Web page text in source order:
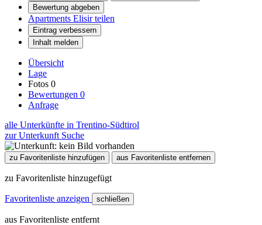
Bewertung abgeben
Apartments Elisir teilen
Eintrag verbessern
Inhalt melden
Übersicht
Lage
Fotos 0
Bewertungen 0
Anfrage
alle Unterkünfte in Trentino-Südtirol
zur Unterkunft Suche
zu Favoritenliste hinzufügen aus Favoritenliste entfernen
zu Favoritenliste hinzugefügt
Favoritenliste anzeigen schließen
aus Favoritenliste entfernt